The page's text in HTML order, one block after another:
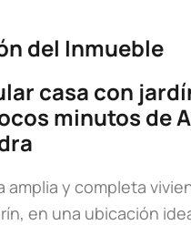
del Inmueble
casa con
minutos de
amplia y completa
en una ubicación